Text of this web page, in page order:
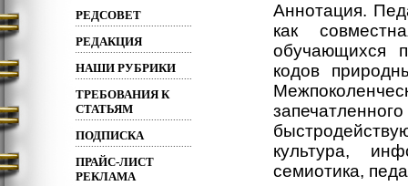
РЕДСОВЕТ
РЕДАКЦИЯ
НАШИ РУБРИКИ
ТРЕБОВАНИЯ К
СТАТЬЯМ
ПОДПИСКА
ПРАЙС-ЛИСТ
РЕКЛАМА
Аннотация.
как
обучающихся
кодов
культура,
семиотика,